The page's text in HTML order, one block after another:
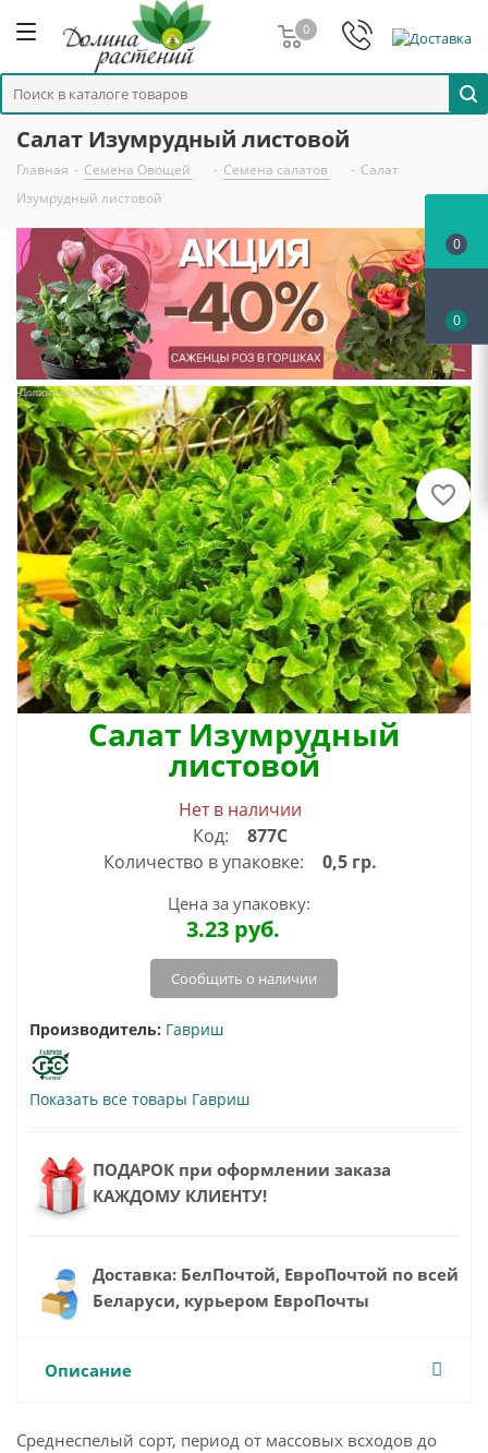
0
Салат Изумрудный листовой
Главная - Семена Овощей - Семена салатов - Салат
Изумрудный листовой
Салат Изумрудный
листовой
Нет в наличии
Код:
877С
Количество в упаковке:
0,5 гр.
Цена за упаковку:
3.23 руб.
Сообщить о наличии
Производитель: Гавриш
Показать все товары Гавриш
ПОДАРОК при оформлении заказа
КАЖДОМУ КЛИЕНТУ!
Доставка: БелПочтой, ЕвроПочтой по всей
Беларуси, курьером ЕвроПочты
Описание
Среднеспелый сорт, период от массовых всходов до
0
0